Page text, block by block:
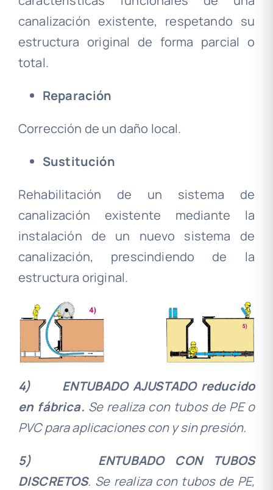
canalización existente, respetando su
estructura original de forma parcial o
total.
Reparación
Corrección de un daño local.
Sustitución
Rehabilitación de un sistema de
canalización existente mediante la
instalación de un nuevo sistema de
canalización, prescindiendo de la
estructura original.
4)
ENTUBADO AJUSTADO reducido
en fábrica. Se realiza con tubos de PE o
PVC para aplicaciones con y sin presión.
5)
ENTUBADO CON TUBOS
DISCRETOS. Se realiza con tubos de PE,